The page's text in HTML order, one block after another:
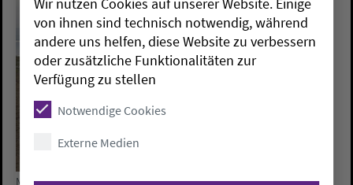
Morgenandacht am See Genezareth. Alle Fotos: Christian Heubach
von ihnen sind technisch notwendig, während
andere uns helfen, diese Website zu verbessern
oder zusätzliche Funktionalitäten zur
Verfügung zu stellen
Notwendige Cookies
Externe Medien